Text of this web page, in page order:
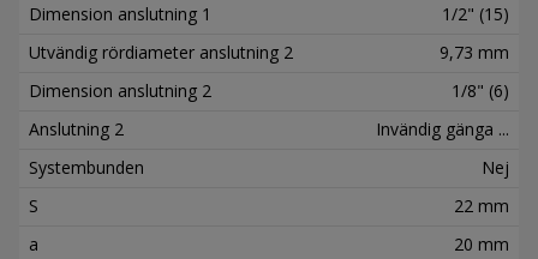
Dimension anslutning 1
1/2" (15)
Utvändig rördiameter anslutning 2
9,73 mm
Dimension anslutning 2
1/8" (6)
Anslutning 2
Invändig gänga ...
Systembunden
Nej
S
22 mm
a
20 mm